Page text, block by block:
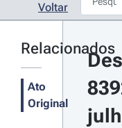
Voltar
Relacionados
Ato
Original